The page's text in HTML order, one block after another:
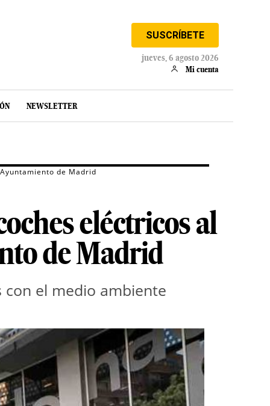
SUSCRÍBETE
jueves, 6 agosto 2026
Mi cuenta
NEWSLETTER
de Madrid
eléctricos al
de Madrid
con el medio ambiente